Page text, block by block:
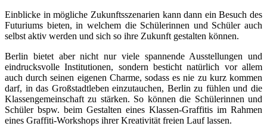
Einblicke in mögliche Zukunftsszenarien kann dann ein Besuch des
Futuriums bieten, in welchem die Schülerinnen und Schüler auch
selbst aktiv werden und sich so ihre Zukunft gestalten können.
Berlin bietet aber nicht nur viele spannende Ausstellungen und
eindrucksvolle Institutionen, sondern besticht natürlich vor allem
auch durch seinen eigenen Charme, sodass es nie zu kurz kommen
darf, in das Großstadtleben einzutauchen, Berlin zu fühlen und die
Klassengemeinschaft zu stärken. So können die Schülerinnen und
Schüler bspw. beim Gestalten eines Klassen-Graffitis im Rahmen
eines Graffiti-Workshops ihrer Kreativität freien Lauf lassen.